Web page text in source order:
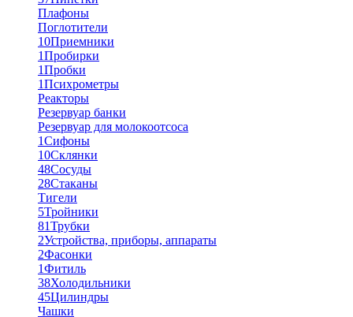
Плафоны
Поглотители
10Приемники
1Пробирки
1Пробки
1Психрометры
Реакторы
Резервуар банки
Резервуар для молокоотсоса
1Сифоны
10Склянки
48Сосуды
28Стаканы
Тигели
5Тройники
81Трубки
2Устройства, приборы, аппараты
2Фасонки
1Фитиль
38Холодильники
45Цилиндры
Чашки